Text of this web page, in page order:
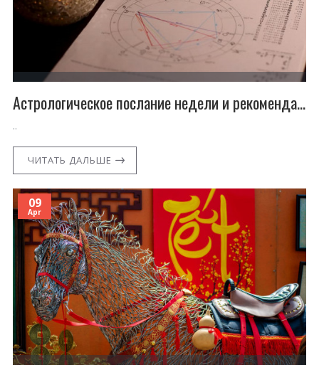
Астрологическое послание недели и рекомендация кристаллов для твоей души (08.05-14.05.26)
..
ЧИТАТЬ ДАЛЬШЕ
09
Apr